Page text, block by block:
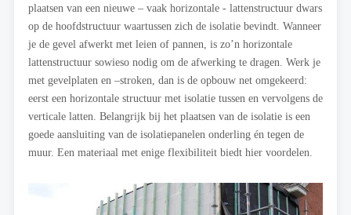
plaatsen van een nieuwe – vaak horizontale - lattenstructuur dwars
op de hoofdstructuur waartussen zich de isolatie bevindt. Wanneer
je de gevel afwerkt met leien of pannen, is zo’n horizontale
lattenstructuur sowieso nodig om de afwerking te dragen. Werk je
met gevelplaten en –stroken, dan is de opbouw net omgekeerd:
eerst een horizontale structuur met isolatie tussen en vervolgens de
verticale latten. Belangrijk bij het plaatsen van de isolatie is een
goede aansluiting van de isolatiepanelen onderling én tegen de
muur. Een materiaal met enige flexibiliteit biedt hier voordelen.